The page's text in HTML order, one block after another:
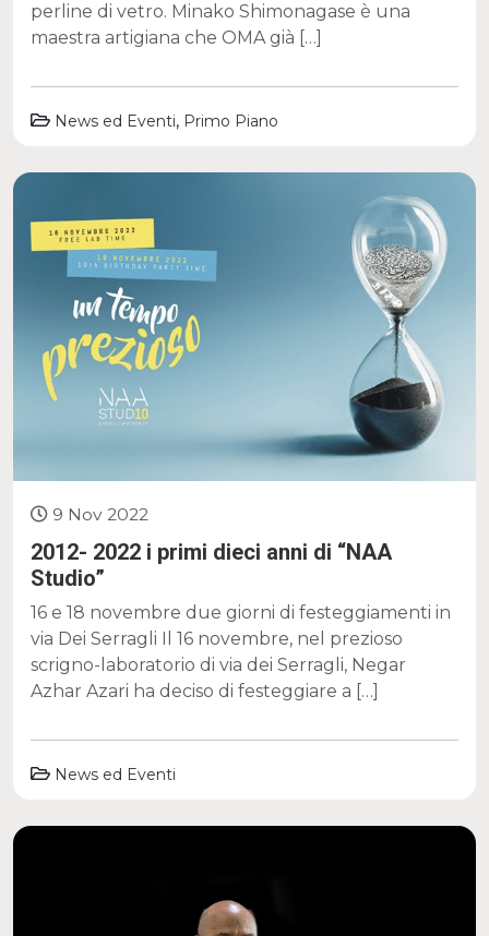
perline di vetro. Minako Shimonagase è una
maestra artigiana che OMA già […]
News ed Eventi, Primo Piano
9 Nov 2022
2012- 2022 i primi dieci anni di “NAA
Studio”
16 e 18 novembre due giorni di festeggiamenti in
via Dei Serragli Il 16 novembre, nel prezioso
scrigno-laboratorio di via dei Serragli, Negar
Azhar Azari ha deciso di festeggiare a […]
News ed Eventi